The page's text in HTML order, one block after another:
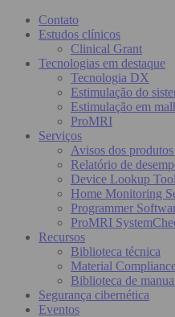
Contato
Estudos clínicos
Clinical Grant
Tecnologias em destaque
Tecnologia DX
Estimulação do
Estimulação em
ProMRI
Serviços
Avisos dos
Relatório de
Device Lookup Tool
Home Monitoring
Programmer
ProMRI
Recursos
Biblioteca técnica
Material
Biblioteca de
Segurança cibernética
Eventos